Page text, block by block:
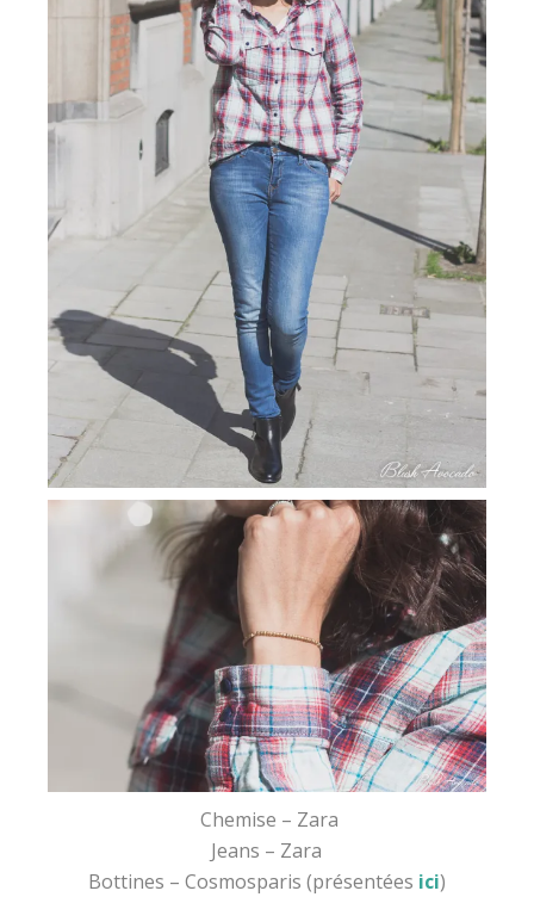
Chemise – Zara
Jeans – Zara
Bottines – Cosmosparis (présentées ici)